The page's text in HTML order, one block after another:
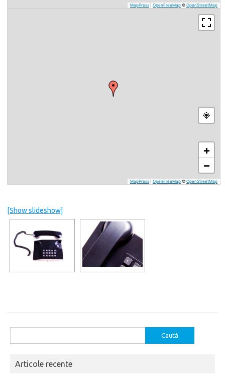
MapPress OpenFreeMap © OpenStreetMap
+
−
MapPress OpenFreeMap © OpenStreetMap
[Show slideshow]
după:
Articole recente